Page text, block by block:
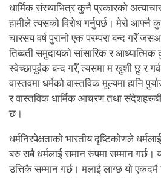
धार्मिक संस्थाभित्र कुनै प्रकारको
हामीले त्यसको विरोध गर्नुपर्छ। मेरो आफ्नै
चारसय वर्ष पुरानो एक परम्परा बन्द गरेँ
तिब्बती समुदायको सांसारिक र
स्वेच्छापूर्वक बन्द गरेँ, त्यसमा म खुशी छु र
वास्तवमा धर्मको वास्तविक मूल्यमा हानि
र वास्तविक धार्मिक आचरण तथा
छ।
धर्मनिरपेक्षताको भारतीय दृष्टिकोणले
बरु सबै धर्मलाई समान रुपमा सम्मान
उत्तिकै सम्मान गर्छ। मलाई लाग्छ यो एकदमै